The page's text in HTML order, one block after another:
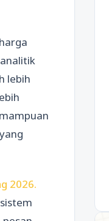
lebih
2026.